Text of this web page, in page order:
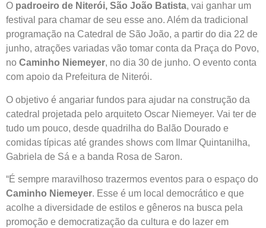
O padroeiro de Niterói, São João Batista, vai ganhar um
festival para chamar de seu esse ano. Além da tradicional
programação na Catedral de São João, a partir do dia 22 de
junho, atrações variadas vão tomar conta da Praça do Povo,
no Caminho Niemeyer, no dia 30 de junho. O evento conta
com apoio da Prefeitura de Niterói.
O objetivo é angariar fundos para ajudar na construção da
catedral projetada pelo arquiteto Oscar Niemeyer. Vai ter de
tudo um pouco, desde quadrilha do Balão Dourado e
comidas típicas até grandes shows com Ilmar Quintanilha,
Gabriela de Sá e a banda Rosa de Saron.
“É sempre maravilhoso trazermos eventos para o espaço do
Caminho Niemeyer. Esse é um local democrático e que
acolhe a diversidade de estilos e gêneros na busca pela
promoção e democratização da cultura e do lazer em